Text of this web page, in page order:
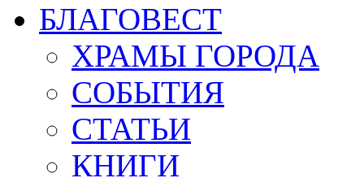
БЛАГОВЕСТ
ХРАМЫ ГОРОДА
СОБЫТИЯ
СТАТЬИ
КНИГИ